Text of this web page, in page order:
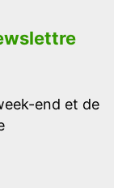
end et de